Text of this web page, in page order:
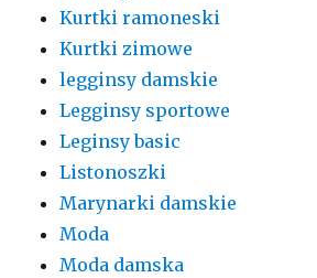
Kurtki ramoneski
Kurtki zimowe
legginsy damskie
Legginsy sportowe
Leginsy basic
Listonoszki
Marynarki damskie
Moda
Moda damska